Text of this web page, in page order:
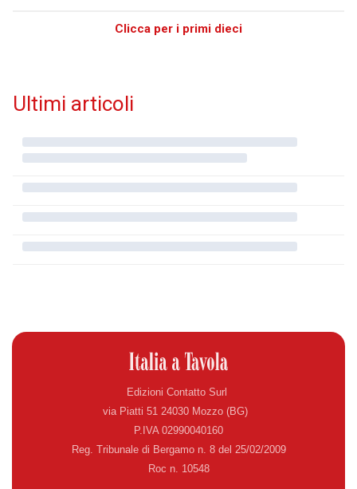
Clicca per i primi dieci
Ultimi articoli
Edizioni Contatto Surl
via Piatti 51 24030 Mozzo (BG)
P.IVA 02990040160
Reg. Tribunale di Bergamo n. 8 del 25/02/2009
Roc n. 10548